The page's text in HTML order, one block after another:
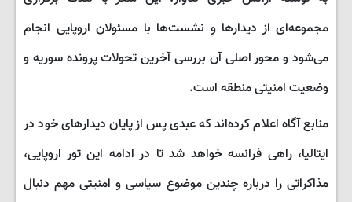
مجموعه‌ای از دیدارها و نشست‌ها با مسئولان اروپایی انجام
می‌شود و محور اصلی آن بررسی آخرین تحولات پرونده سوریه و
وضعیت امنیتی منطقه است.
منابع آگاه اعلام کرده‌اند که عبدی پس از پایان دیدارهای خود در
ایتالیا، راهی فرانسه خواهد شد تا در ادامه این تور اروپایی،
مذاکراتی را درباره چندین موضوع سیاسی و امنیتی مهم دنبال